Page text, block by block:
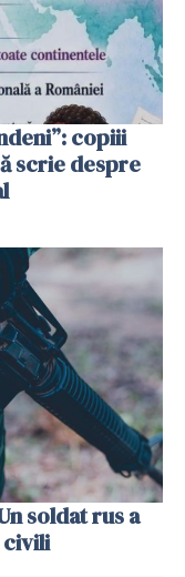
copiii
scrie despre
soldat rus a
civili